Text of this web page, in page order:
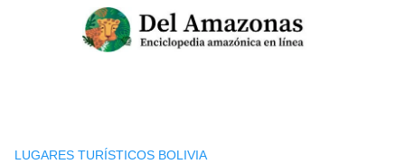
LUGARES TURÍSTICOS BOLIVIA